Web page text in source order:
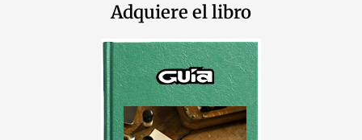
Adquiere el libro